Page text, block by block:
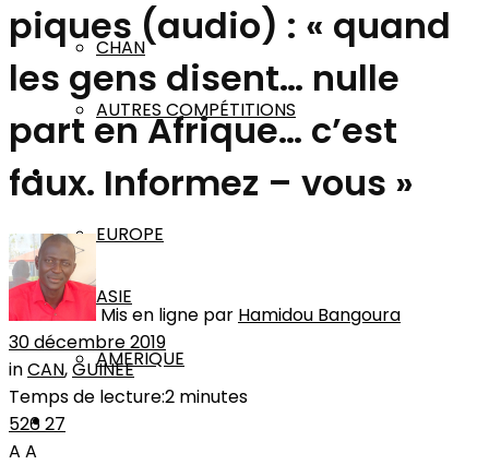
CHAN
AUTRES COMPÉTITIONS
MONDE
EUROPE
ASIE
AMERIQUE
INTERVIEW
piques (audio) : « quand
les gens disent… nulle
part en Afrique… c’est
faux. Informez – vous »
Mis en ligne par Hamidou Bangoura
30 décembre 2019
inCAN,GUINEE
Temps de lecture:2 minutes
52627
A A